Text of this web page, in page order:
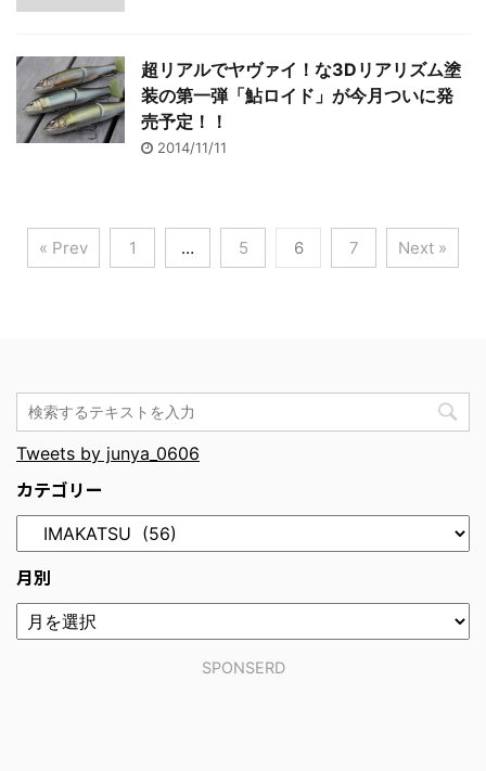
超リアルでヤヴァイ！な3Dリアリズム塗
装の第一弾「鮎ロイド」が今月ついに発
売予定！！
2014/11/11
« Prev 1 … 5 6 7 Next »
Tweets by junya_0606
カテゴリー
月別
SPONSERD